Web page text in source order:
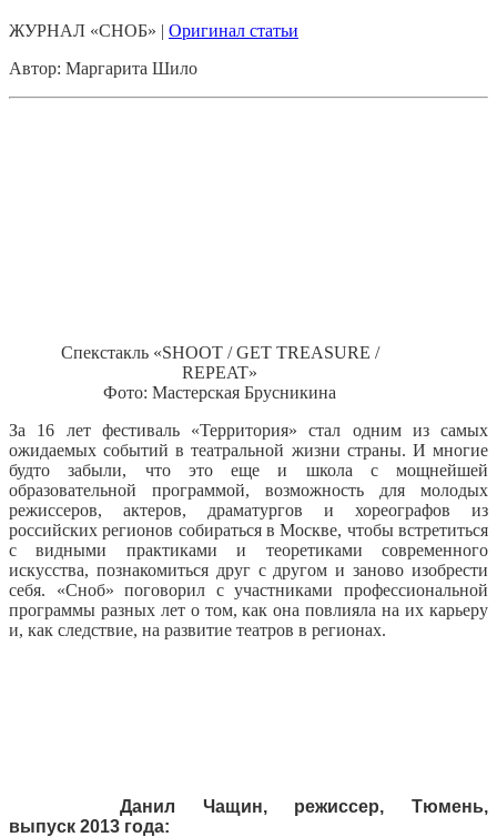
ЖУРНАЛ «СНОБ» | Оригинал статьи
Автор: Маргарита Шило
Спекстакль «SHOOT / GET TREASURE /
REPEAT»
Фото: Мастерская Брусникина
За 16 лет фестиваль «Территория» стал одним из самых
ожидаемых событий в театральной жизни страны. И многие
будто забыли, что это еще и школа с мощнейшей
образовательной программой, возможность для молодых
режиссеров, актеров, драматургов и хореографов из
российских регионов собираться в Москве, чтобы встретиться
с видными практиками и теоретиками современного
искусства, познакомиться друг с другом и заново изобрести
себя. «Сноб» поговорил с участниками профессиональной
программы разных лет о том, как она повлияла на их карьеру
и, как следствие, на развитие театров в регионах.
Данил Чащин, режиссер, Тюмень,
выпуск 2013 года: